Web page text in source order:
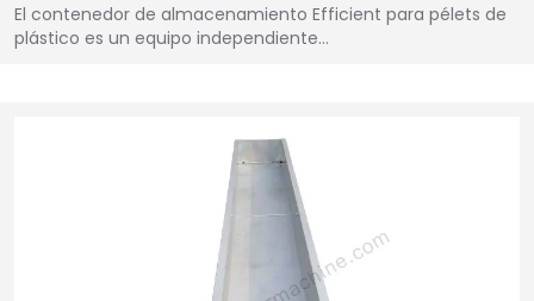
El contenedor de almacenamiento Efficient para pélets de
plástico es un equipo independiente…